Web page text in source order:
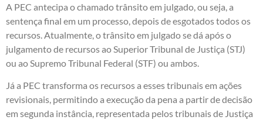
A PEC antecipa o chamado trânsito em julgado, ou seja, a
sentença final em um processo, depois de esgotados todos os
recursos. Atualmente, o trânsito em julgado se dá após o
julgamento de recursos ao Superior Tribunal de Justiça (STJ)
ou ao Supremo Tribunal Federal (STF) ou ambos.
Já a PEC transforma os recursos a esses tribunais em ações
revisionais, permitindo a execução da pena a partir de decisão
em segunda instância, representada pelos tribunais de Justiça